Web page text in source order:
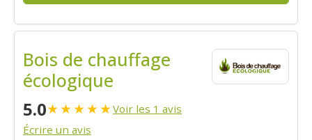
Bois de chauffage
écologique
5.0★★★★★Voir les 1 avis
Écrire un avis